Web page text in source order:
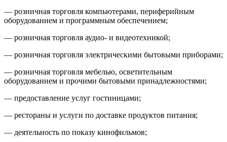
— розничная торговля компьютерами, периферийным
оборудованием и программным обеспечением;
— розничная торговля аудио- и видеотехникой;
— розничная торговля электрическими бытовыми приборами;
— розничная торговля мебелью, осветительным
оборудованием и прочими бытовыми принадлежностями;
— предоставление услуг гостиницами;
— рестораны и услуги по доставке продуктов питания;
— деятельность по показу кинофильмов;